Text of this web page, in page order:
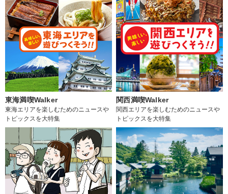
東海満喫Walker
東海エリアを楽しむためのニュースや
トピックスを大特集
関西満喫Walker
関西エリアを楽しむためのニュースや
トピックスを大特集